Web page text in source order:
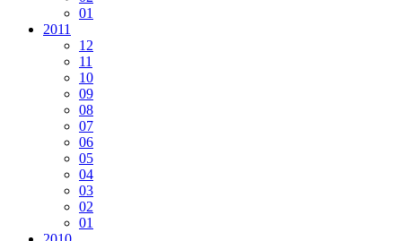
01
2011
12
11
10
09
08
07
06
05
04
03
02
01